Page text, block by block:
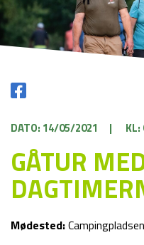
DATO: 14/05/2021 | KL:
GÅTUR
Mødested: